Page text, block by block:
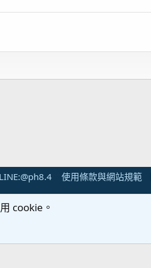
LINE:@ph8.4 使用條款與網站規範
Technologies
cookie。